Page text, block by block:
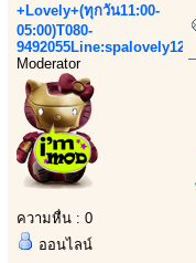
+Lovely+(ทุกวัน11:00-
05:00)T080-
9492055Line:spalovely123
Moderator
ความหื่น : 0
ออนไลน์